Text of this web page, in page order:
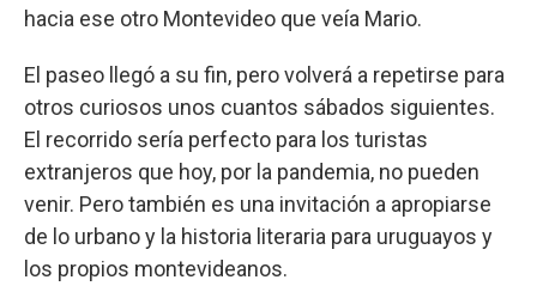
hacia ese otro Montevideo que veía Mario.
El paseo llegó a su fin, pero volverá a repetirse para
otros curiosos unos cuantos sábados siguientes.
El recorrido sería perfecto para los turistas
extranjeros que hoy, por la pandemia, no pueden
venir. Pero también es una invitación a apropiarse
de lo urbano y la historia literaria para uruguayos y
los propios montevideanos.